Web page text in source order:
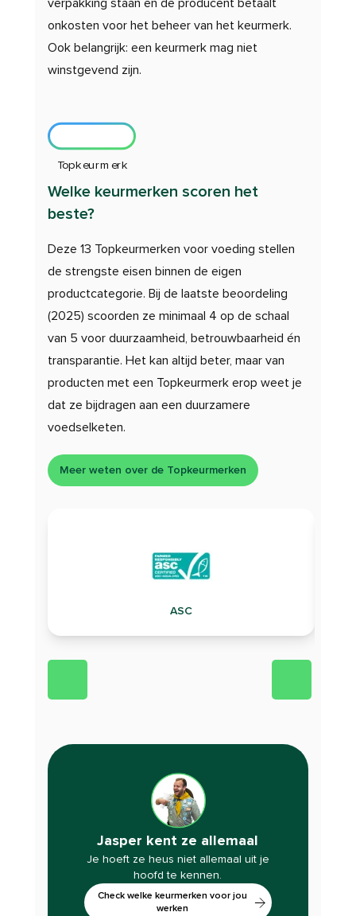
verpakking staan en de producent betaalt
onkosten voor het beheer van het keurmerk.
Ook belangrijk: een keurmerk mag niet
winstgevend zijn.
Topkeurmerk
Welke keurmerken scoren het
beste?
Deze 13 Topkeurmerken voor voeding stellen
de strengste eisen binnen de eigen
productcategorie. Bij de laatste beoordeling
(2025) scoorden ze minimaal 4 op de schaal
van 5 voor duurzaamheid, betrouwbaarheid én
transparantie. Het kan altijd beter, maar van
producten met een Topkeurmerk erop weet je
dat ze bijdragen aan een duurzamere
voedselketen.
Meer weten over de Topkeurmerken
ASC
Jasper kent ze allemaal
Je hoeft ze heus niet allemaal uit je
hoofd te kennen.
Check welke keurmerken voor jou
werken